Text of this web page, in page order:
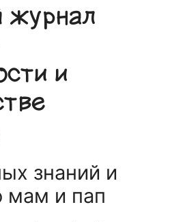
журнал
и
знаний и
мам и пап